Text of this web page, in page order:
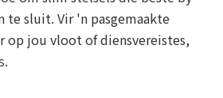
te sluit. Vir 'n pasgemaakte
op jou vloot of diensvereistes,
.